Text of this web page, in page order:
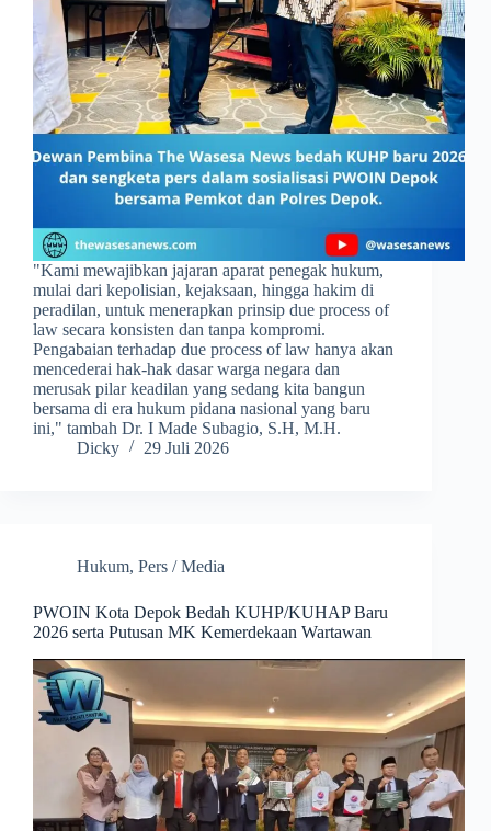
​"Kami mewajibkan jajaran aparat penegak hukum,
mulai dari kepolisian, kejaksaan, hingga hakim di
peradilan, untuk menerapkan prinsip due process of
law secara konsisten dan tanpa kompromi.
Pengabaian terhadap due process of law hanya akan
mencederai hak-hak dasar warga negara dan
merusak pilar keadilan yang sedang kita bangun
bersama di era hukum pidana nasional yang baru
ini," tambah Dr. I Made Subagio, S.H, M.H.
Dicky
29 Juli 2026
Hukum, Pers / Media
PWOIN Kota Depok Bedah KUHP/KUHAP Baru
2026 serta Putusan MK Kemerdekaan Wartawan